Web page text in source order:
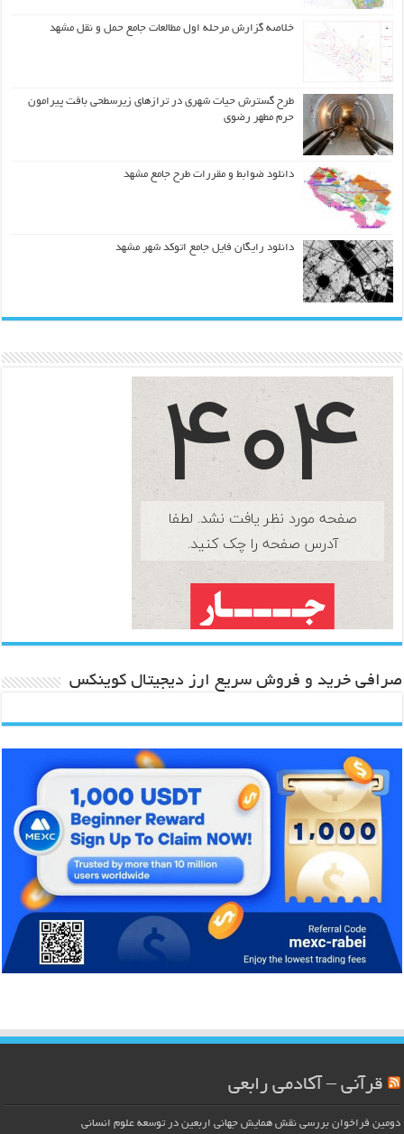
خلاصه گزارش مرحله اول مطالعات جامع حمل و نقل مشهد
طرح گسترش حیات شهري در ترازهاي زیرسطحی بافت پیرامون
حرم مطهر رضوي
دانلود ضوابط و مقررات طرح جامع مشهد
دانلود رایگان فایل جامع اتوکد شهر مشهد
صرافی خرید و فروش سریع ارز دیجیتال کوینکس
قرآنی – آکادمی رابعی
دومین فراخوان بررسی نقش همایش جهانی اربعین در توسعه علوم انسانی